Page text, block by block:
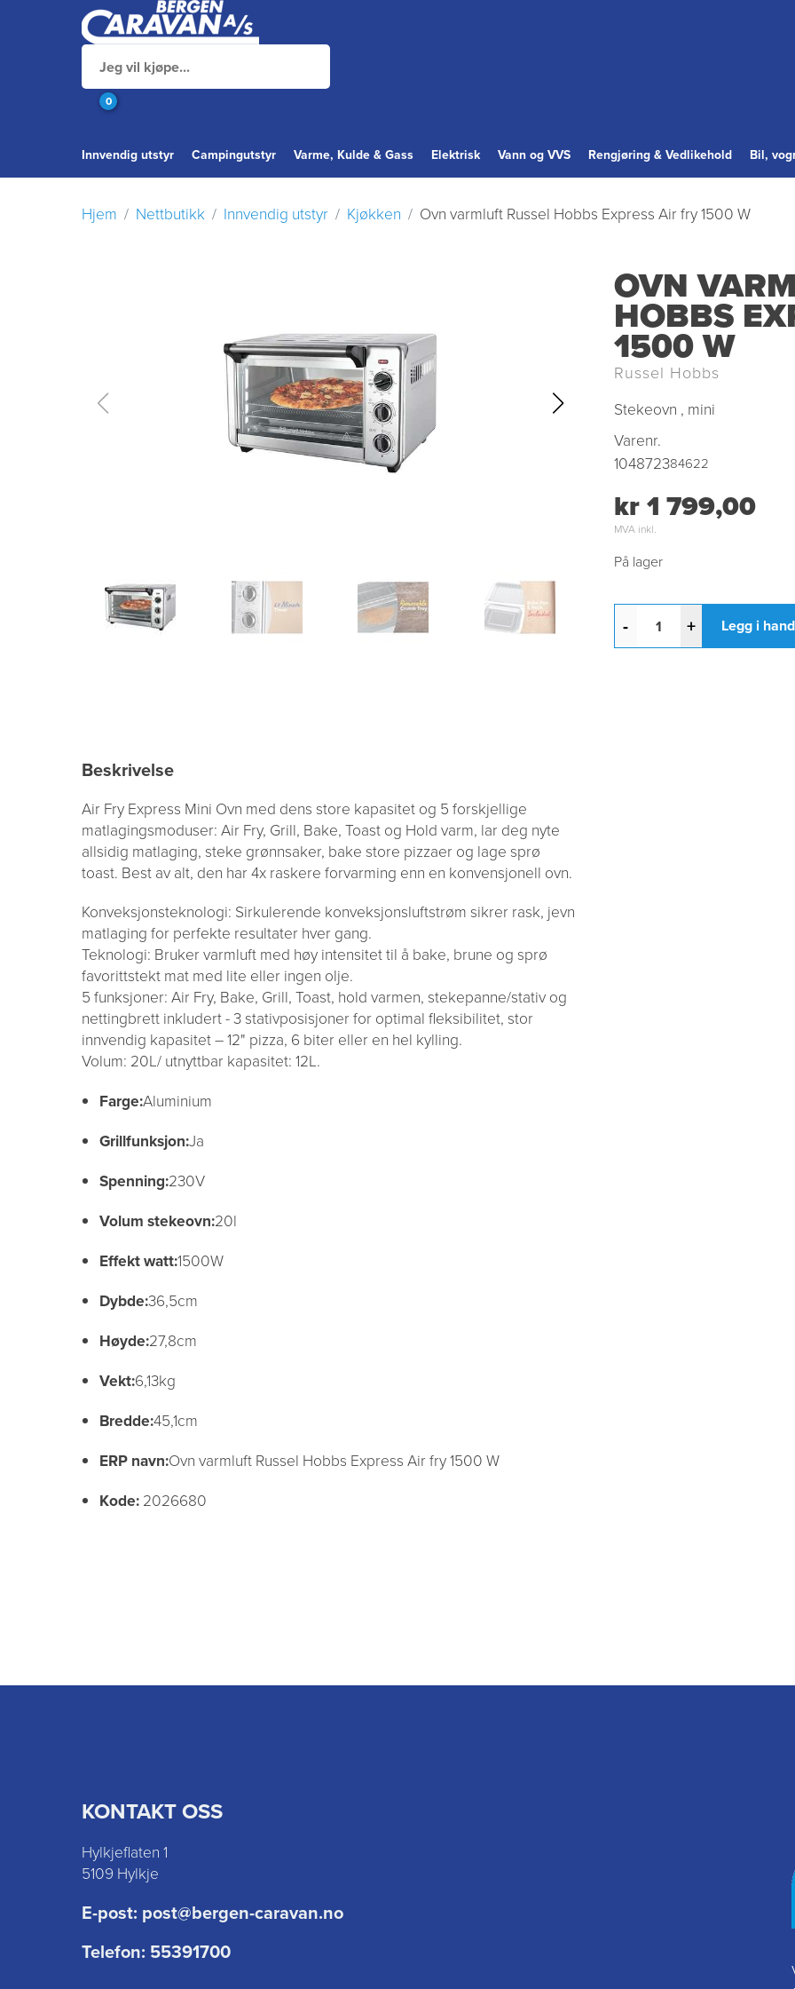
0
Innvendig utstyr Campingutstyr Varme, Kulde & Gass Elektrisk Vann og VVS Rengjøring & Vedlikehold Bil,
Hjem Nettbutikk Innvendig utstyr Kjøkken Ovn varmluft Russel Hobbs Express Air fry 1500 W
OVN
HOBBS
1500 W
Russel Hobbs
Stekeovn , mini
Varenr.
104872384622
kr 1 799,00
MVA inkl.
På lager
- + Legg i
Beskrivelse
Air Fry Express Mini Ovn med dens store kapasitet og 5 forskjellige
matlagingsmoduser: Air Fry, Grill, Bake, Toast og Hold varm, lar deg nyte
allsidig matlaging, steke grønnsaker, bake store pizzaer og lage sprø
toast. Best av alt, den har 4x raskere forvarming enn en konvensjonell ovn.
Konveksjonsteknologi: Sirkulerende konveksjonsluftstrøm sikrer rask, jevn
matlaging for perfekte resultater hver gang.
Teknologi: Bruker varmluft med høy intensitet til å bake, brune og sprø
favorittstekt mat med lite eller ingen olje.
5 funksjoner: Air Fry, Bake, Grill, Toast, hold varmen, stekepanne/stativ og
nettingbrett inkludert - 3 stativposisjoner for optimal fleksibilitet, stor
innvendig kapasitet – 12" pizza, 6 biter eller en hel kylling.
Volum: 20L/ utnyttbar kapasitet: 12L.
Farge:Aluminium
Grillfunksjon:Ja
Spenning:230V
Volum stekeovn:20l
Effekt watt:1500W
Dybde:36,5cm
Høyde:27,8cm
Vekt:6,13kg
Bredde:45,1cm
ERP navn:Ovn varmluft Russel Hobbs Express Air fry 1500 W
Kode:2026680
KONTAKT OSS
Hylkjeflaten 1
5109 Hylkje
E-post: post@bergen-caravan.no
Telefon: 55391700